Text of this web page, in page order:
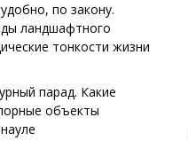
по закону.
ландшафтного
тонкости жизни
парад. Какие
объекты